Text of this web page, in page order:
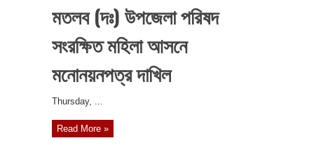
মতলব (দঃ) উপজেলা পরিষদ
সংরক্ষিত মহিলা আসনে
মনোনয়নপত্র দাখিল
‎Thursday, ...
Read More »